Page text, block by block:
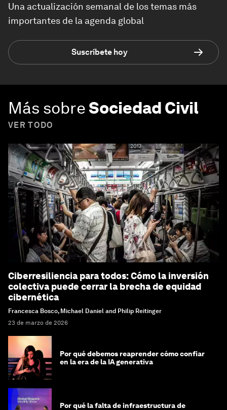
Una actualización semanal de los temas más
importantes de la agenda global
Suscríbete hoy
Más sobreSociedad Civil
VER TODO
Ciberresiliencia para todos: Cómo la inversión
colectiva puede cerrar la brecha de equidad
cibernética
Francesca Bosco, Michael Daniel and Philip Reitinger
23 de marzo de 2026
Por qué debemos reaprender cómo confiar
en la era de la IA generativa
Por qué la falta de infraestructura de